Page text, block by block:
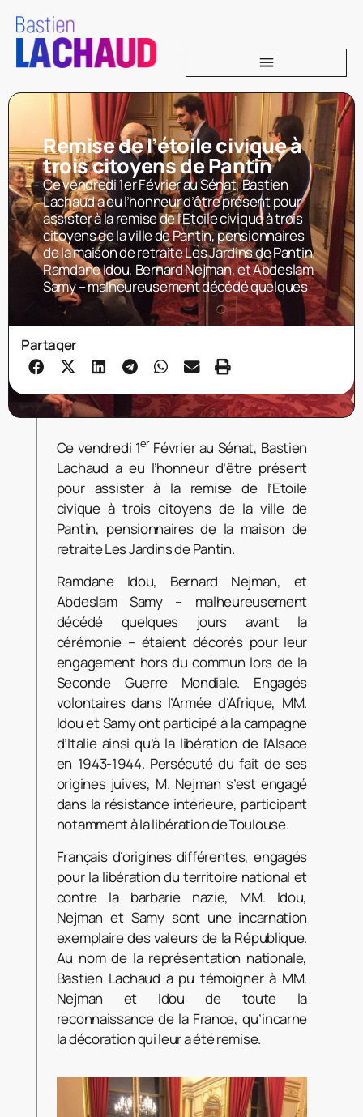
Remise de l’étoile civique à
trois citoyens de Pantin
Ce vendredi 1er Février au Sénat, Bastien
Lachaud a eu l’honneur d’être présent pour
assister à la remise de l’Etoile civique à trois
citoyens de la ville de Pantin, pensionnaires
de la maison de retraite Les Jardins de Pantin.
Ramdane Idou, Bernard Nejman, et Abdeslam
Samy – malheureusement décédé quelques
Partager
Ce vendredi 1erFévrier au Sénat, Bastien
Lachaud a eu l’honneur d’être présent
pour assister à la remise de l’Etoile
civique à trois citoyens de la ville de
Pantin, pensionnaires de la maison de
retraite Les Jardins de Pantin.
Ramdane Idou, Bernard Nejman, et
Abdeslam Samy – malheureusement
décédé quelques jours avant la
cérémonie – étaient décorés pour leur
engagement hors du commun lors de la
Seconde Guerre Mondiale. Engagés
volontaires dans l’Armée d’Afrique, MM.
Idou et Samy ont participé à la campagne
d’Italie ainsi qu’à la libération de l’Alsace
en 1943-1944. Persécuté du fait de ses
origines juives, M. Nejman s’est engagé
dans la résistance intérieure, participant
notamment à la libération de Toulouse.
Français d’origines différentes, engagés
pour la libération du territoire national et
contre la barbarie nazie, MM. Idou,
Nejman et Samy sont une incarnation
exemplaire des valeurs de la République.
Au nom de la représentation nationale,
Bastien Lachaud a pu témoigner à MM.
Nejman et Idou de toute la
reconnaissance de la France, qu’incarne
la décoration qui leur a été remise.